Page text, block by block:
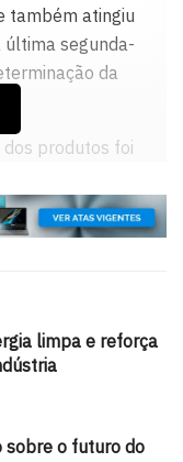
também atingiu
segunda-
da
produtos foi
não pode
uso de todos os
piperina e pimenta
limpa e reforça
sobre o futuro do